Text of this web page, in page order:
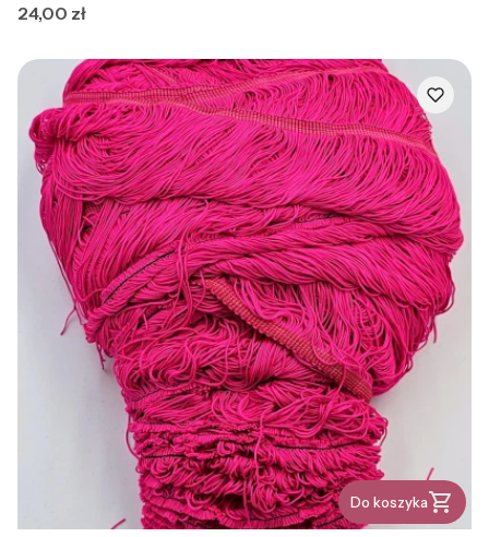
Cena
24,00 zł
Do koszyka